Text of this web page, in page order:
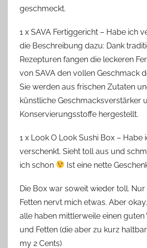
geschmeckt.
1 x SAVA Fertiggericht – Habe ich
die Beschreibung dazu: Dank
Rezepturen fangen die leckeren
von SAVA den vollen Geschmack
Sie werden aus frischen Zutaten
künstliche Geschmacksverstärker
Konservierungsstoffe hergestellt.
1 x Look O Look Sushi Box – Habe
verschenkt. Sieht toll aus und
ich schon
Ist eine nette
Die Box war soweit wieder toll.
Fetten nervt mich etwas. Aber
alle haben mittlerweile einen guten
und Fetten (die aber zu kurz
my 2 Cents)